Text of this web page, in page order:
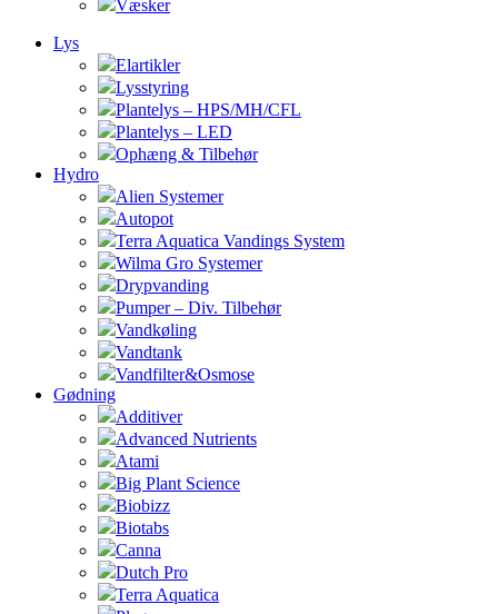
Væsker
Lys
Elartikler
Lysstyring
Plantelys – HPS/MH/CFL
Plantelys – LED
Ophæng & Tilbehør
Hydro
Alien Systemer
Autopot
Terra Aquatica Vandings System
Wilma Gro Systemer
Drypvanding
Pumper – Div. Tilbehør
Vandkøling
Vandtank
Vandfilter&Osmose
Gødning
Additiver
Advanced Nutrients
Atami
Big Plant Science
Biobizz
Biotabs
Canna
Dutch Pro
Terra Aquatica